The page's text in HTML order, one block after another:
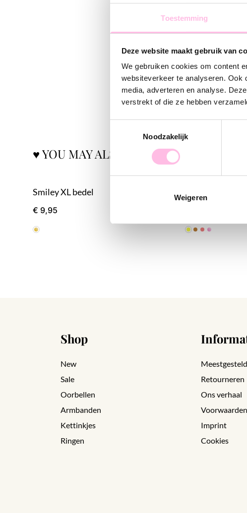
Toestemming
Deze website maakt gebruik van
We gebruiken cookies om content
websiteverkeer te analyseren. Ook
media, adverteren en analyse.
verstrekt of die ze hebben
Noodzakelijk
Weigeren
♥ YOU MAY ALSO LOVE...
Smiley XL bedel
€ 9,95
Shop
New
Sale
Oorbellen
Armbanden
Kettinkjes
Ringen
Retourneren
Ons verhaal
Voorwaarden
Imprint
Cookies